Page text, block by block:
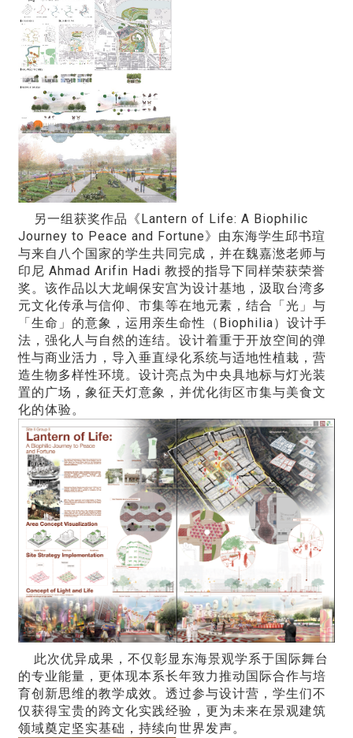
另一组获奖作品《Lantern of Life: A Biophilic
Journey to Peace and Fortune》由东海学生邱书瑄
与来自八个国家的学生共同完成，并在魏嘉滺老师与
印尼 Ahmad Arifin Hadi 教授的指导下同样荣获荣誉
奖。该作品以大龙峒保安宫为设计基地，汲取台湾多
元文化传承与信仰、市集等在地元素，结合「光」与
「生命」的意象，运用亲生命性（Biophilia）设计手
法，强化人与自然的连结。设计着重于开放空间的弹
性与商业活力，导入垂直绿化系统与适地性植栽，营
造生物多样性环境。设计亮点为中央具地标与灯光装
置的广场，象征天灯意象，并优化街区市集与美食文
化的体验。
此次优异成果，不仅彰显东海景观学系于国际舞台
的专业能量，更体现本系长年致力推动国际合作与培
育创新思维的教学成效。透过参与设计营，学生们不
仅获得宝贵的跨文化实践经验，更为未来在景观建筑
领域奠定坚实基础，持续向世界发声。